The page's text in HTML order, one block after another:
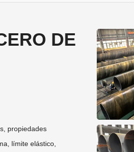
DE
propiedades
límite elástico,